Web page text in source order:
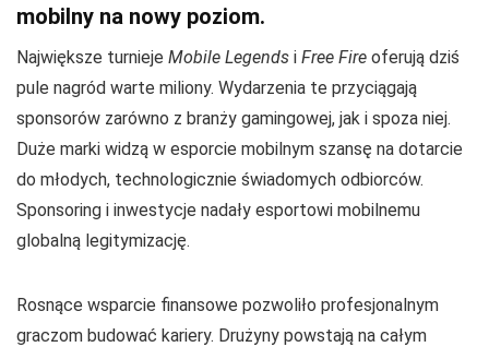
mobilny na nowy poziom.
Największe turnieje Mobile Legends i Free Fire oferują dziś
pule nagród warte miliony. Wydarzenia te przyciągają
sponsorów zarówno z branży gamingowej, jak i spoza niej.
Duże marki widzą w esporcie mobilnym szansę na dotarcie
do młodych, technologicznie świadomych odbiorców.
Sponsoring i inwestycje nadały esportowi mobilnemu
globalną legitymizację.
Rosnące wsparcie finansowe pozwoliło profesjonalnym
graczom budować kariery. Drużyny powstają na całym